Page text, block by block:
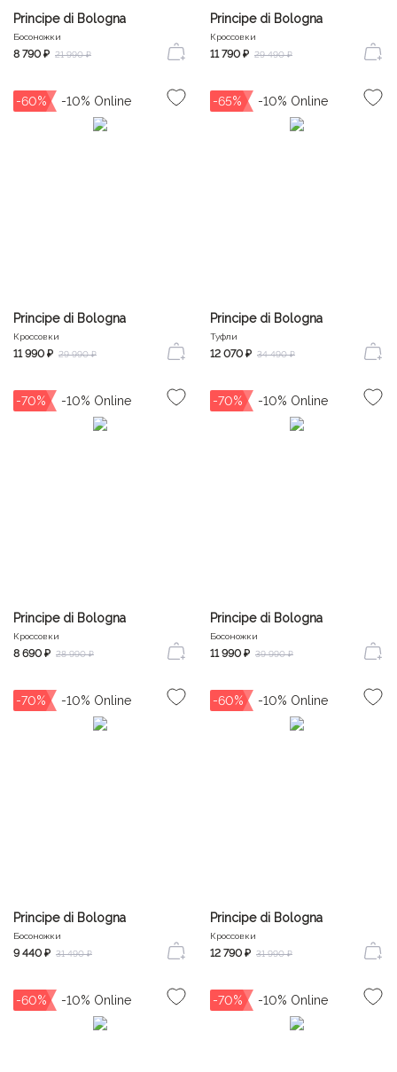
Principe di Bologna
Босоножки
8 790 ₽ 21 990 ₽
Principe di Bologna
Кроссовки
11 790 ₽ 29 490 ₽
-60%
Principe di Bologna
Кроссовки
11 990 ₽ 29 990 ₽
-65%
Principe di Bologna
Туфли
12 070 ₽ 34 490 ₽
-70%
Principe di Bologna
Кроссовки
8 690 ₽ 28 990 ₽
-70%
Principe di Bologna
Босоножки
11 990 ₽ 39 990 ₽
-70%
Principe di Bologna
Босоножки
9 440 ₽ 31 490 ₽
-60%
Principe di Bologna
Кроссовки
12 790 ₽ 31 990 ₽
-60% -70%